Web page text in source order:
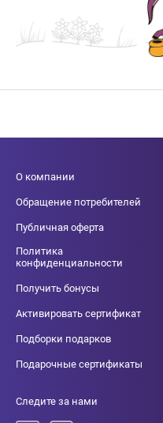
О компании
Обращение потребителей
Публичная оферта
Политика
конфиденциальности
Получить бонусы
Активировать сертификат
Подборки подарков
Подарочные сертификаты
Следите за нами